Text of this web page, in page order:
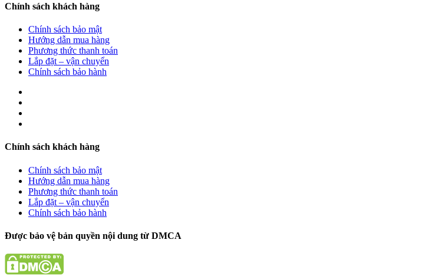
Chính sách khách hàng
Chính sách bảo mật
Hướng dẫn mua hàng
Phương thức thanh toán
Lắp đặt – vận chuyển
Chính sách bảo hành
Chính sách khách hàng
Chính sách bảo mật
Hướng dẫn mua hàng
Phương thức thanh toán
Lắp đặt – vận chuyển
Chính sách bảo hành
Được bảo vệ bản quyền nội dung từ DMCA